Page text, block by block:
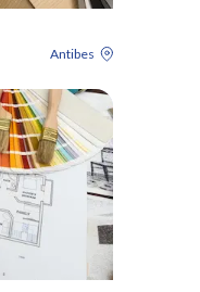
Antibes